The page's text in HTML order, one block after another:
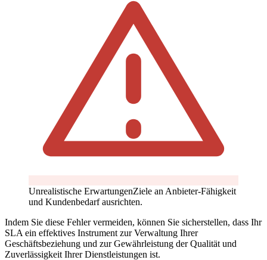
Unrealistische ErwartungenZiele an Anbieter-Fähigkeit
und Kundenbedarf ausrichten.
Indem Sie diese Fehler vermeiden, können Sie sicherstellen, dass Ihr
SLA ein effektives Instrument zur Verwaltung Ihrer
Geschäftsbeziehung und zur Gewährleistung der Qualität und
Zuverlässigkeit Ihrer Dienstleistungen ist.